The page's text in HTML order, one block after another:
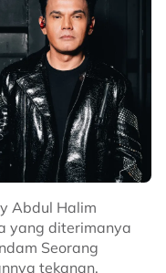
rata netizen
Parisa atas
Abdul Halim
yang diterimanya
Seorang
tekanan.